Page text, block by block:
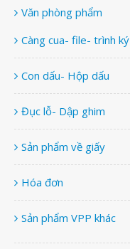
Văn phòng phẩm
Càng cua- file- trình ký
Con dấu- Hộp dấu
Đục lỗ- Dập ghim
Sản phẩm về giấy
Hóa đơn
Sản phẩm VPP khác